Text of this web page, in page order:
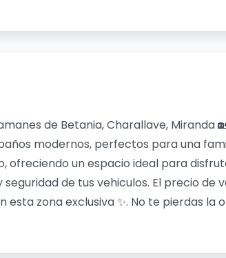
de Betania, Charallave, Miranda
modernos, perfectos para una
ofreciendo un espacio ideal para
de tus vehiculos. El precio de
zona exclusiva ✨. No te pierdas la